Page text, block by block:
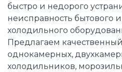
быстро и недорого
неисправность бытового
холодильного
Предлагаем
однокамерных,
холодильников,